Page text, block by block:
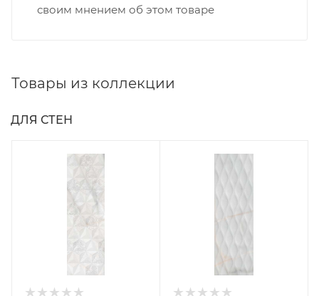
своим мнением об этом товаре
Товары из коллекции
ДЛЯ СТЕН